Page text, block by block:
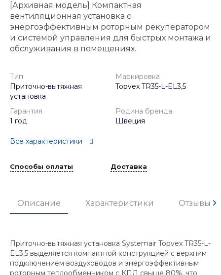
[Архивная модель] Компактная
вентиляционная установка с
энергоэффективным роторным рекуператором
и системой управления для быстрых монтажа и
обслуживания в помещениях.
Тип
Приточно-вытяжная
установка
Маркировка
Topvex TR35-L-EL3,5
Гарантия
1 год
Родина бренда
Швеция
Все характеристики
Способы оплаты Доставка
Описание Характеристики Отзывы
Приточно-вытяжная установка Systemair Topvex TR35-L-
EL3,5 выделяется компактной конструкцией с верхним
подключением воздуховодов и энергоэффективным
роторным теплообменником с КПД свыше 80%, что